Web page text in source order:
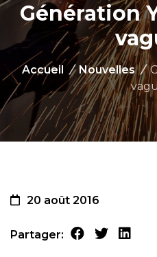
Génération
Accueil / Nouvelles /
20 août 2016
Partager: